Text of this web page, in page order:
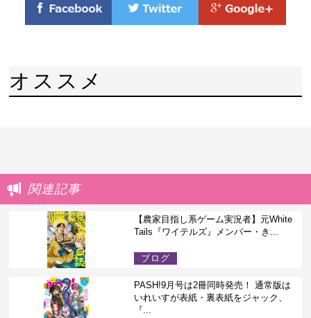
オススメ
関連記事
【農家目指し系ゲーム実況者】元White
Tails『ワイテルズ』メンバー・き...
ブログ
PASH!9月号は2冊同時発売！ 通常版は
いれいすが表紙・裏表紙をジャック、
『...